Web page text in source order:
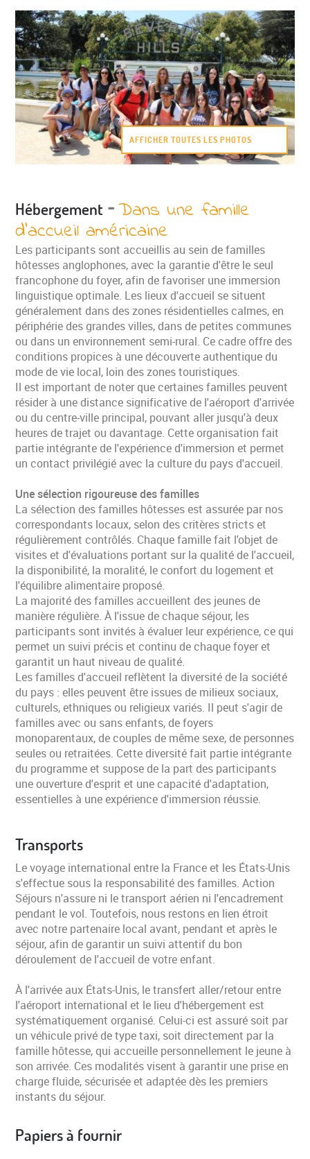
AFFICHER TOUTES LES PHOTOS
Hébergement -Dans une famille
d'accueil américaine
Les participants sont accueillis au sein de familles
hôtesses anglophones, avec la garantie d'être le seul
francophone du foyer, afin de favoriser une immersion
linguistique optimale. Les lieux d'accueil se situent
généralement dans des zones résidentielles calmes, en
périphérie des grandes villes, dans de petites communes
ou dans un environnement semi-rural. Ce cadre offre des
conditions propices à une découverte authentique du
mode de vie local, loin des zones touristiques.
Il est important de noter que certaines familles peuvent
résider à une distance significative de l'aéroport d'arrivée
ou du centre-ville principal, pouvant aller jusqu'à deux
heures de trajet ou davantage. Cette organisation fait
partie intégrante de l'expérience d'immersion et permet
un contact privilégié avec la culture du pays d'accueil.
Une sélection rigoureuse des familles
La sélection des familles hôtesses est assurée par nos
correspondants locaux, selon des critères stricts et
régulièrement contrôlés. Chaque famille fait l'objet de
visites et d'évaluations portant sur la qualité de l'accueil,
la disponibilité, la moralité, le confort du logement et
l'équilibre alimentaire proposé.
La majorité des familles accueillent des jeunes de
manière régulière. À l'issue de chaque séjour, les
participants sont invités à évaluer leur expérience, ce qui
permet un suivi précis et continu de chaque foyer et
garantit un haut niveau de qualité.
Les familles d'accueil reflètent la diversité de la société
du pays : elles peuvent être issues de milieux sociaux,
culturels, ethniques ou religieux variés. Il peut s'agir de
familles avec ou sans enfants, de foyers
monoparentaux, de couples de même sexe, de personnes
seules ou retraitées. Cette diversité fait partie intégrante
du programme et suppose de la part des participants
une ouverture d'esprit et une capacité d'adaptation,
essentielles à une expérience d'immersion réussie.
Transports
Le voyage international entre la France et les États-Unis
s'effectue sous la responsabilité des familles. Action
Séjours n'assure ni le transport aérien ni l'encadrement
pendant le vol. Toutefois, nous restons en lien étroit
avec notre partenaire local avant, pendant et après le
séjour, afin de garantir un suivi attentif du bon
déroulement de l'accueil de votre enfant.
À l'arrivée aux États-Unis, le transfert aller/retour entre
l'aéroport international et le lieu d'hébergement est
systématiquement organisé. Celui-ci est assuré soit par
un véhicule privé de type taxi, soit directement par la
famille hôtesse, qui accueille personnellement le jeune à
son arrivée. Ces modalités visent à garantir une prise en
charge fluide, sécurisée et adaptée dès les premiers
instants du séjour.
Papiers à fournir